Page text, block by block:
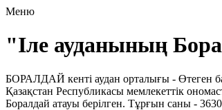
Меню
"Іле ауданының
БОРАЛДАЙ кенті аудан орталығы - Өтеген
Қазақстан Республикасы мемлекеттiк
Боралдай атауы берілген. Тұрғын саны -